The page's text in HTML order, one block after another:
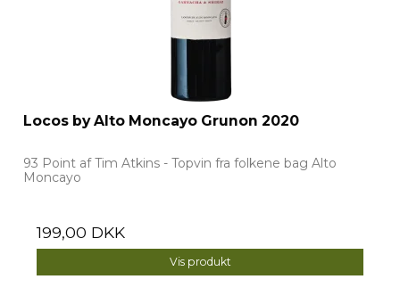
Locos by Alto Moncayo Grunon 2020
93 Point af Tim Atkins - Topvin fra folkene bag Alto
Moncayo
199,00 DKK
Vis produkt